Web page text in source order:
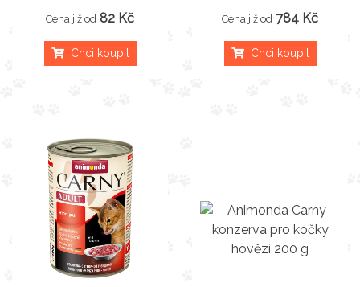
Cena již od 82 Kč
Chci koupit
Cena již od 784 Kč
Chci koupit